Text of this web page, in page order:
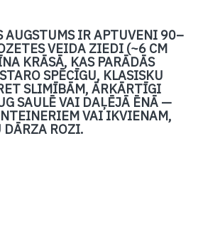
AUGSTUMS IR APTUVENI 90–
VEIDA ZIEDI (~6 CM
KRĀSĀ, KAS PARĀDĀS
SPĒCĪGU, KLASISKU
SLIMĪBĀM, ĀRKĀRTĪGI
SAULĒ VAI DAĻĒJĀ ĒNĀ —
VAI IKVIENAM,
DĀRZA ROZI.